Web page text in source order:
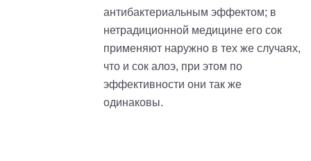
антибактериальным эффектом; в
нетрадиционной медицине его сок
применяют наружно в тех же случаях,
что и сок алоэ, при этом по
эффективности они так же
одинаковы.